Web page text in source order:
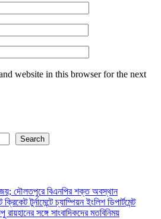
website in this browser for the next
Search
দৌলতপুরে বিএনপির শক্ত অবস্থান
ক্রিকেট টুর্নামেন্টে চ্যাম্পিয়ন ইংলিশ ডিপার্টমেন্ট
সঙ্গে সাংবাদিকদের মতবিনিময়